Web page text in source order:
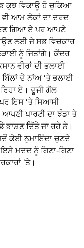
ਕੁਝ ਵਿਕਾਊ ਹੋ ਚੁਕਿਆ
ਆਮ ਲੋਕਾਂ ਦਾ ਦਰਦ
ਬਣ ਗਿਆ ਏ ਪਰ ਆਪਣੇ
ਲਈ ਜੇ ਸਭ ਵਿਚਕਾਰ
ਨੂੰ ਜਿਤਾਂਗੇ। ਕੇਂਦਰ
ਵੀਰਾਂ ਦੀ ਭਲਾਈ
ਦੇ ਨਾਂਅ ‘ਤੇ ਭਲਾਈ
ਏ। ਦੂਜੀ ਗੱਲ
ਇਸ ‘ਤੇ ਸਿਆਸੀ
ਪਾਰਟੀ ਦਾ ਝੰਡਾ ਤੇ
ਦਿੱਤੇ ਜਾ ਰਹੇ ਨੇ।
ਕੋਈ ਨੁਮਾਇੰਦਾ ਚੁਣਦੇ
ਮਦਦ ਨੂੰ ਗਿਣਾ-ਗਿਣਾ
‘ਤੇ।